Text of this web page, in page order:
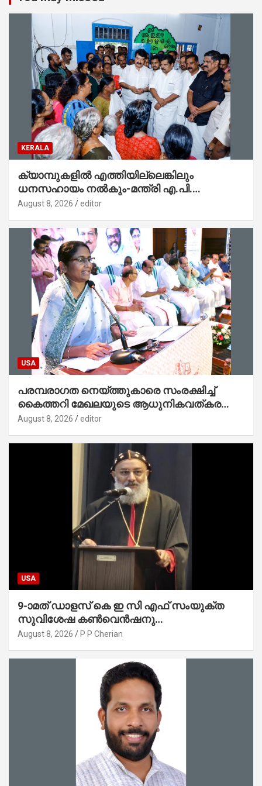
KERALA
ക്യാമ്പുകളിൽ എത്തിയില്ലെങ്കിലും
ധനസഹായം നൽകും-മന്ത്രി എ.പി.
അനിൽകുമാർ
August 8, 2026 editor
USA
പരമ്പരാഗത നെയ്ത്തുകാരെ സംരക്ഷിച്ച്
കൈത്തറി മേഖലയുടെ ആധുനികവത്കരണം
സാധ്യമാക്കും : ഡെപ്യൂട്ടി സ്പീക്കർ
August 8, 2026 editor
USA
9-ാമത് ഡാളസ് കെ ഇ സി എഫ് സംയുക്ത
സുവിശേഷ കൺവെൻഷനു
പ്രാർത്ഥനാനിർഭരമായ തുടക്കം
August 8, 2026 P P Cherian